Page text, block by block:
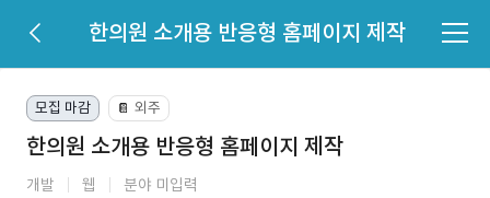
한의원 소개용 반응형 홈페이지 제작
모집 마감 📔 외주
한의원 소개용 반응형 홈페이지 제작
개발 웹 분야 미입력